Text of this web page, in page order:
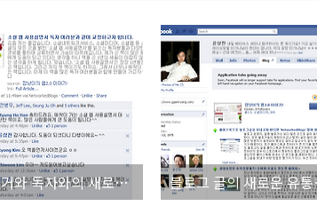
블로거와 독자와의 새로운 소통창구로써의 역할을 하고 있는 페이스북 블로그